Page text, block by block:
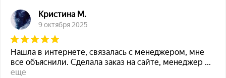
Кристина М.
9 октября 2025
Нашла в интернете, связалась с менеджером, мне
все объяснили. Сделала заказ на сайте, менеджер ...
еще